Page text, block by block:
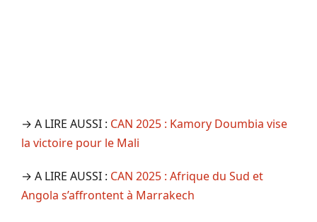
→ A LIRE AUSSI : CAN 2025 : Kamory Doumbia vise
la victoire pour le Mali
→ A LIRE AUSSI : CAN 2025 : Afrique du Sud et
Angola s’affrontent à Marrakech